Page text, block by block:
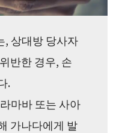
, 상대방 당사자
반한 경우, 손
.
마바 또는 사아
가나다에게 발